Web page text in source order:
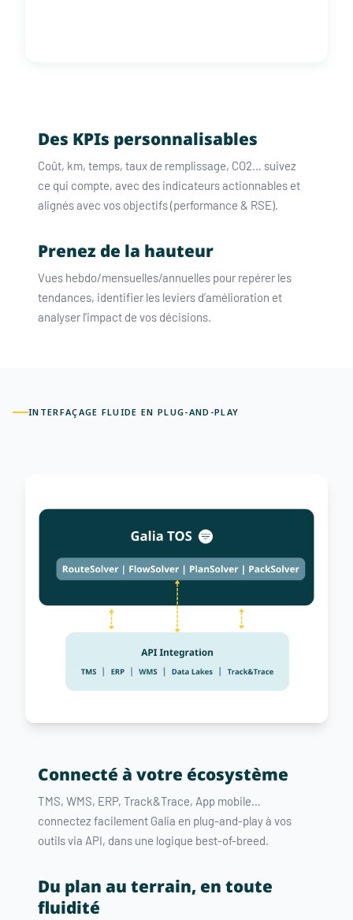
Des KPIs personnalisables
Coût, km, temps, taux de remplissage, CO2… suivez
ce qui compte, avec des indicateurs actionnables et
alignés avec vos objectifs (performance & RSE).
Prenez de la hauteur
Vues hebdo/mensuelles/annuelles pour repérer les
tendances, identifier les leviers d’amélioration et
analyser l’impact de vos décisions.
INTERFAÇAGE FLUIDE EN PLUG-AND-PLAY
Connecté à votre écosystème
TMS, WMS, ERP, Track&Trace, App mobile…
connectez facilement Galia en plug-and-play à vos
outils via API, dans une logique best-of-breed.
Du plan au terrain, en toute
fluidité